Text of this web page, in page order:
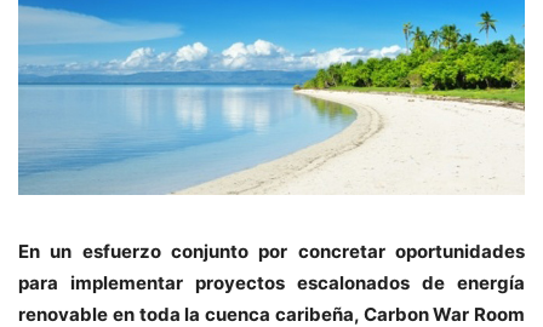
En un esfuerzo conjunto por concretar oportunidades
para implementar proyectos escalonados de energía
renovable en toda la cuenca caribeña, Carbon War Room